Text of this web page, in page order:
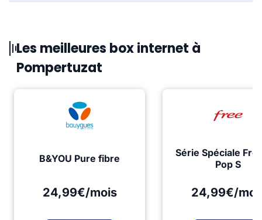
Les meilleures box internet à
Pompertuzat
B&YOU Pure fibre
24,99€/mois
Série Spéciale
Pop S
24,99€/